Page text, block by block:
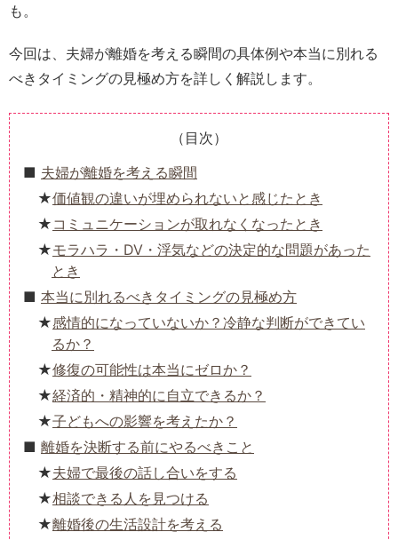
も。
今回は、夫婦が離婚を考える瞬間の具体例や本当に別れる
べきタイミングの見極め方を詳しく解説します。
（目次）
夫婦が離婚を考える瞬間
価値観の違いが埋められないと感じたとき
コミュニケーションが取れなくなったとき
モラハラ・DV・浮気などの決定的な問題があった
とき
本当に別れるべきタイミングの見極め方
感情的になっていないか？冷静な判断ができてい
るか？
修復の可能性は本当にゼロか？
経済的・精神的に自立できるか？
子どもへの影響を考えたか？
離婚を決断する前にやるべきこと
夫婦で最後の話し合いをする
相談できる人を見つける
離婚後の生活設計を考える